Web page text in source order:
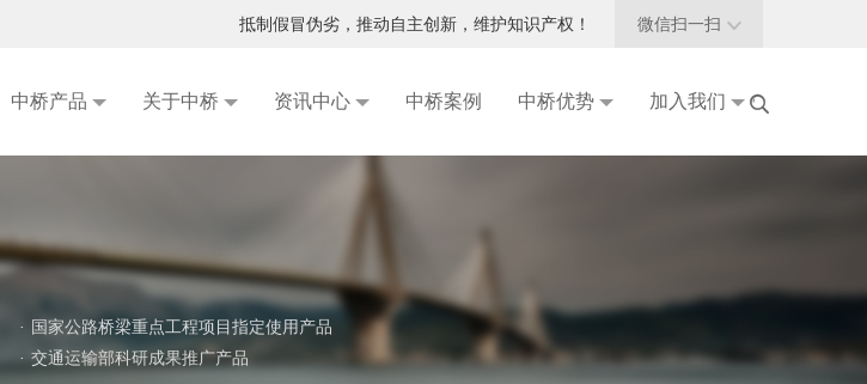
抵制假冒伪劣，推动自主创新，维护知识产权！ 微信扫一扫 
中桥产品 关于中桥 资讯中心 中桥案例 中桥优势 加入我们 
· 国家公路桥梁重点工程项目指定使用产品
· 交通运输部科研成果推广产品